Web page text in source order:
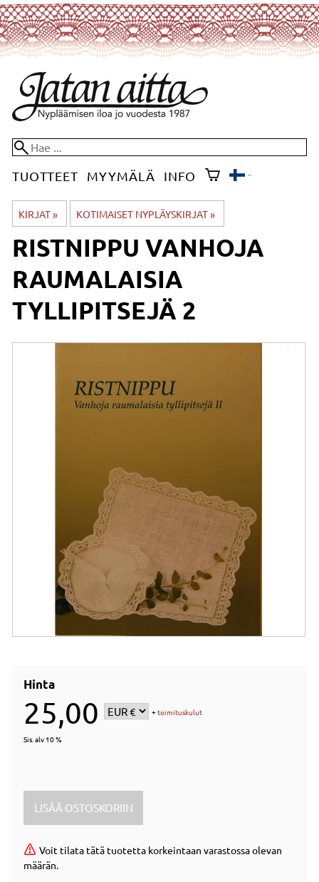
TUOTTEET MYYMÄLÄ INFO
KIRJAT‪» KOTIMAISET NYPLÄYSKIRJAT‪»
RISTNIPPU VANHOJA
RAUMALAISIA
TYLLIPITSEJÄ 2
Hinta
25,00 +toimituskulut
Sis. alv 10 %
Voit tilata tätä tuotetta korkeintaan varastossa olevan
määrän.